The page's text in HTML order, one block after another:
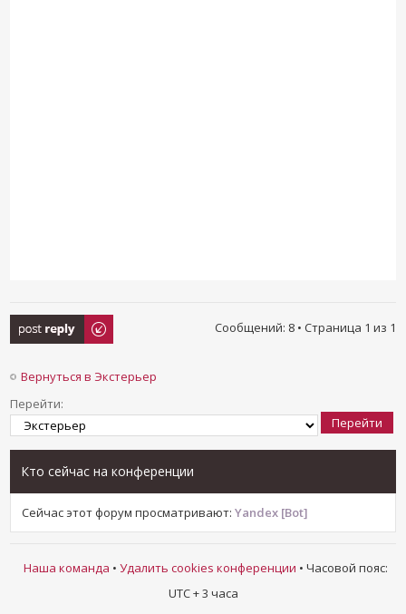
Ответить Сообщений: 8 • Страница 1 из 1
Вернуться в Экстерьер
Перейти:
Кто сейчас на конференции
Сейчас этот форум просматривают:Yandex [Bot]
Наша команда • Удалить cookies конференции • Часовой пояс:
UTC + 3 часа